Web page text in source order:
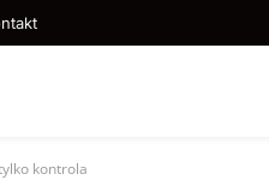
kontrola